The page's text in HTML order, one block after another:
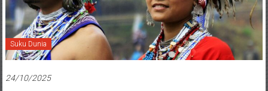
Suku Dunia
24/10/2025